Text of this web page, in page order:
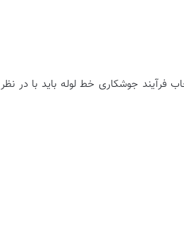
فرآیند جوشکاری خط لوله باید با در نظر